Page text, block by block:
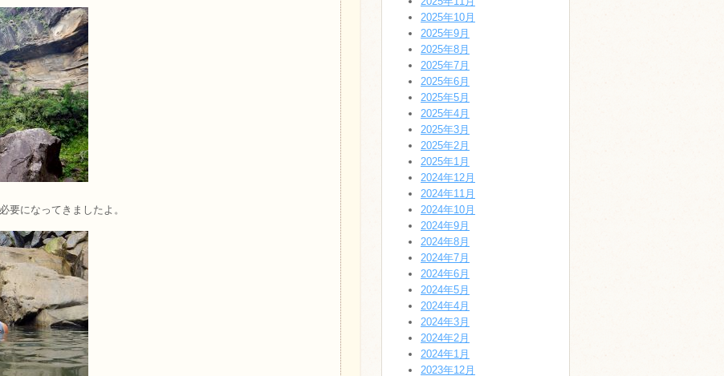
要になってきましたよ。
2025年10月
2025年9月
2025年8月
2025年7月
2025年6月
2025年5月
2025年4月
2025年3月
2025年2月
2025年1月
2024年12月
2024年11月
2024年10月
2024年9月
2024年8月
2024年7月
2024年6月
2024年5月
2024年4月
2024年3月
2024年2月
2024年1月
2023年12月